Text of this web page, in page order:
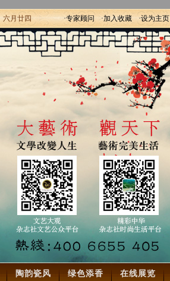
六月廿四 ·专家顾问 ·加入收藏 ·设为主页
陶韵瓷风 绿色添香 在线展览